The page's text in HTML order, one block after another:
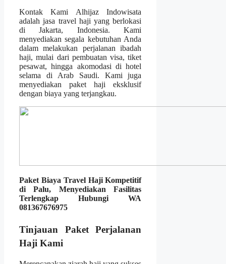
Kontak Kami Alhijaz Indowisata
adalah jasa travel haji yang berlokasi
di Jakarta, Indonesia. Kami
menyediakan segala kebutuhan Anda
dalam melakukan perjalanan ibadah
haji, mulai dari pembuatan visa, tiket
pesawat, hingga akomodasi di hotel
selama di Arab Saudi. Kami juga
menyediakan paket haji eksklusif
dengan biaya yang terjangkau.
Paket Biaya Travel Haji Kompetitif
di Palu, Menyediakan Fasilitas
Terlengkap Hubungi WA
081367676975
Tinjauan Paket Perjalanan
Haji Kami